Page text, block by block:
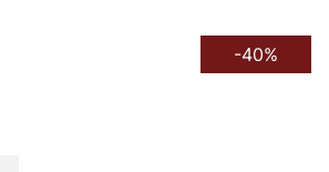
-40%